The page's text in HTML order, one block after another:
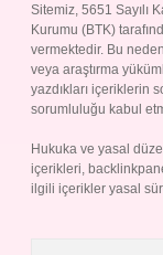
Sitemiz, 5651 Sayılı
Kurumu (BTK)
vermektedir. Bu
veya araştırma
yazdıkları içeriklerin
sorumluluğu kabul
Hukuka ve yasal
içerikleri,
ilgili içerikler yasal